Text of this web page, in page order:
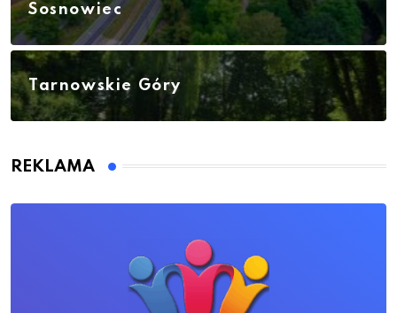
Sosnowiec
Tarnowskie Góry
REKLAMA